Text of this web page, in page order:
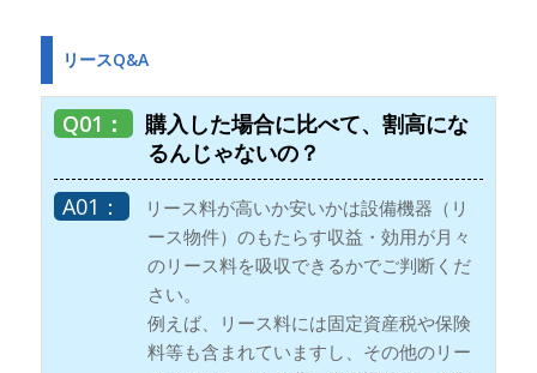
リースQ&A
購入した場合に比べて、割高にな
るんじゃないの？
リース料が高いか安いかは設備機器（リ
ース物件）のもたらす収益・効用が月々
のリース料を吸収できるかでご判断くだ
さい。
例えば、リース料には固定資産税や保険
料等も含まれていますし、その他のリー